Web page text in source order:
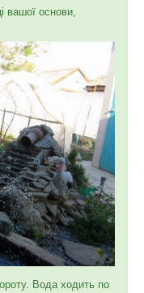
вашої основи,
Вода ходить по